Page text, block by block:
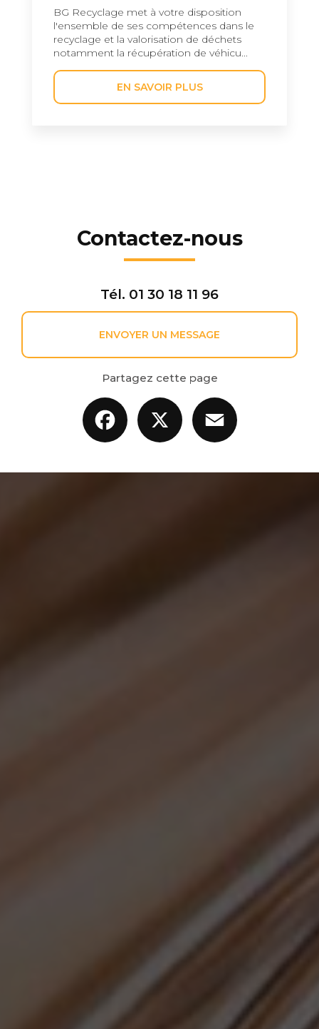
BG Recyclage met à votre disposition
l'ensemble de ses compétences dans le
recyclage et la valorisation de déchets
notamment la récupération de véhicu...
EN SAVOIR PLUS
Contactez-nous
Tél. 01 30 18 11 96
ENVOYER UN MESSAGE
Partagez cette page
Facebook